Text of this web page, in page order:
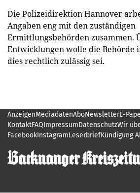
Die Polizeidirektion Hannover
Angaben eng mit den zuständigen
Ermittlungsbehörden zusammen.
Entwicklungen wolle die Behörde
dies rechtlich zulässig sei.
AnzeigenMediadatenAboNewsletterE-
KontaktFAQImpressumDatenschutzWir
FacebookInstagramLeserbriefKündigung